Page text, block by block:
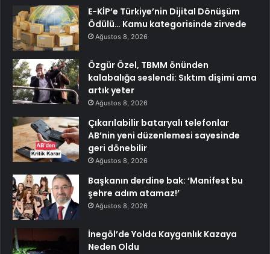
E-KİP’e Türkiye’nin Dijital Dönüşüm
Ödülü… Kamu kategorisinde zirvede
Ağustos 8, 2026
Özgür Özel, TBMM önünden
kalabalığa seslendi: Sıktım dişimi ama
artık yeter
Ağustos 8, 2026
Çıkarılabilir bataryalı telefonlar
AB’nin yeni düzenlemesi sayesinde
geri dönebilir
Ağustos 8, 2026
Başkanın derdine bak: ‘Manifest bu
şehre adım atamaz!’
Ağustos 8, 2026
İnegöl’de Yolda Kayganlık Kazaya
Neden Oldu